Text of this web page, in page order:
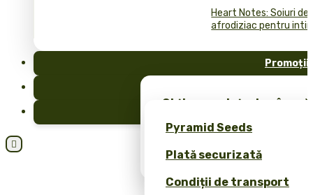
Heart Notes: Soiuri de
afrodiziac pentru
Promoții
Obține semințe de
dvs.!
Pyramid Seeds
Plată securizată
Condiții de transport
